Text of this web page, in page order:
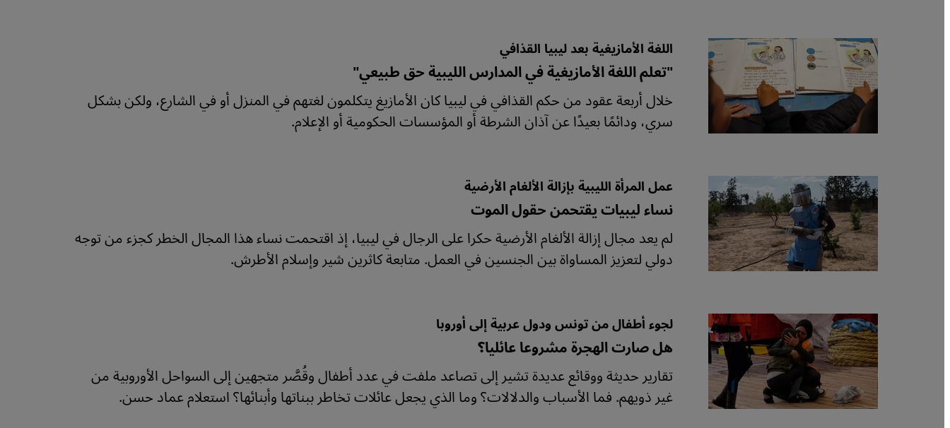
اللغة الأمازيغية بعد ليبيا القذافي
"تعلم اللغة الأمازيغية في المدارس الليبية حق طبيعي"
خلال أربعة عقود من حكم القذافي في ليبيا كان الأمازيغ يتكلمون لغتهم في المنزل أو في الشارع، ولكن بشكل
سري، ودائمًا بعيدًا عن آذان الشرطة أو المؤسسات الحكومية أو الإعلام.
عمل المرأة الليبية بإزالة الألغام الأرضية
نساء ليبيات يقتحمن حقول الموت
لم يعد مجال إزالة الألغام الأرضية حكرا على الرجال في ليبيا، إذ اقتحمت نساء هذا المجال الخطر كجزء من توجه
دولي لتعزيز المساواة بين الجنسين في العمل. متابعة كاثرين شير وإسلام الأطرش.
لجوء أطفال من تونس ودول عربية إلى أوروبا
هل صارت الهجرة مشروعا عائليا؟
تقارير حديثة ووقائع عديدة تشير إلى تصاعد ملفت في عدد أطفال وقُصَّر متجهين إلى السواحل الأوروبية من
غير ذويهم. فما الأسباب والدلالات؟ وما الذي يجعل عائلات تخاطر ببناتها وأبنائها؟ استعلام عماد حسن.